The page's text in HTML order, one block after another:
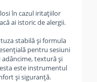
în cazul iritațiilor
ai istoric de alergii.
stabilă și formula
pentru sesiuni
adâncime, textură și
este instrumentul
și siguranță.